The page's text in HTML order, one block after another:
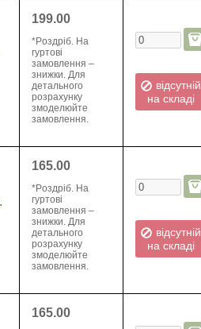
199.00
*Pоздріб. На
гуртові
замовлення –
знижки. Для
детального
розрахунку
змоделюйте
замовлення.
відсутній
на складі
165.00
*Pоздріб. На
гуртові
замовлення –
знижки. Для
детального
розрахунку
змоделюйте
замовлення.
відсутній
на складі
165.00